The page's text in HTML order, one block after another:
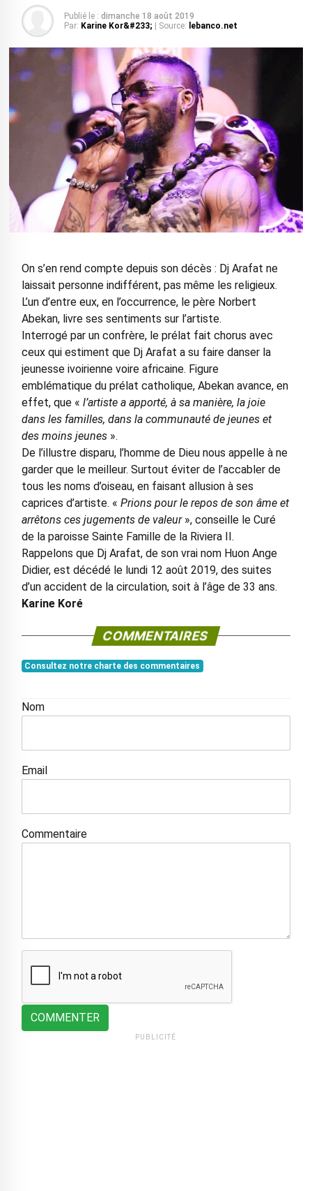
Publié le : dimanche 18 août 2019
Par: Karine Kor&#233; | Source: lebanco.net
On s’en rend compte depuis son décès : Dj Arafat ne
laissait personne indifférent, pas même les religieux.
L’un d’entre eux, en l’occurrence, le père Norbert
Abekan, livre ses sentiments sur l’artiste.
Interrogé par un confrère, le prélat fait chorus avec
ceux qui estiment que Dj Arafat a su faire danser la
jeunesse ivoirienne voire africaine. Figure
emblématique du prélat catholique, Abekan avance, en
effet, que « l’artiste a apporté, à sa manière, la joie
dans les familles, dans la communauté de jeunes et
des moins jeunes».
De l’illustre disparu, l’homme de Dieu nous appelle à ne
garder que le meilleur. Surtout éviter de l’accabler de
tous les noms d’oiseau, en faisant allusion à ses
caprices d’artiste. « Prions pour le repos de son âme et
arrêtons ces jugements de valeur », conseille le Curé
de la paroisse Sainte Famille de la Riviera II.
Rappelons que Dj Arafat, de son vrai nom Huon Ange
Didier, est décédé le lundi 12 août 2019, des suites
d’un accident de la circulation, soit à l’âge de 33 ans.
Karine Koré
COMMENTAIRES
Consultez notre charte des commentaires
Nom
Email
Commentaire
COMMENTER
PUBLICITÉ